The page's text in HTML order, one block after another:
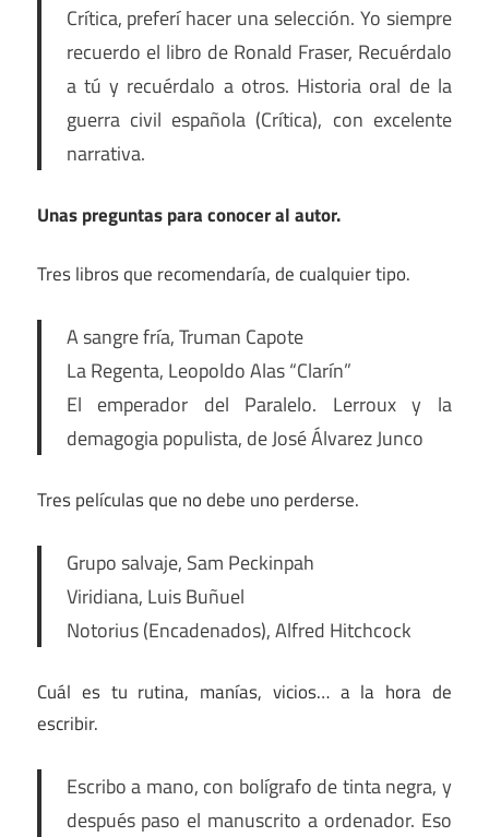
Crítica, preferí hacer una selección. Yo siempre
recuerdo el libro de Ronald Fraser, Recuérdalo
a tú y recuérdalo a otros. Historia oral de la
guerra civil española (Crítica), con excelente
narrativa.
Unas preguntas para conocer al autor.
Tres libros que recomendaría, de cualquier tipo.
A sangre fría, Truman Capote
La Regenta, Leopoldo Alas “Clarín”
El emperador del Paralelo. Lerroux y la
demagogia populista, de José Álvarez Junco
Tres películas que no debe uno perderse.
Grupo salvaje, Sam Peckinpah
Viridiana, Luis Buñuel
Notorius (Encadenados), Alfred Hitchcock
Cuál es tu rutina, manías, vicios… a la hora de
escribir.
Escribo a mano, con bolígrafo de tinta negra, y
después paso el manuscrito a ordenador. Eso